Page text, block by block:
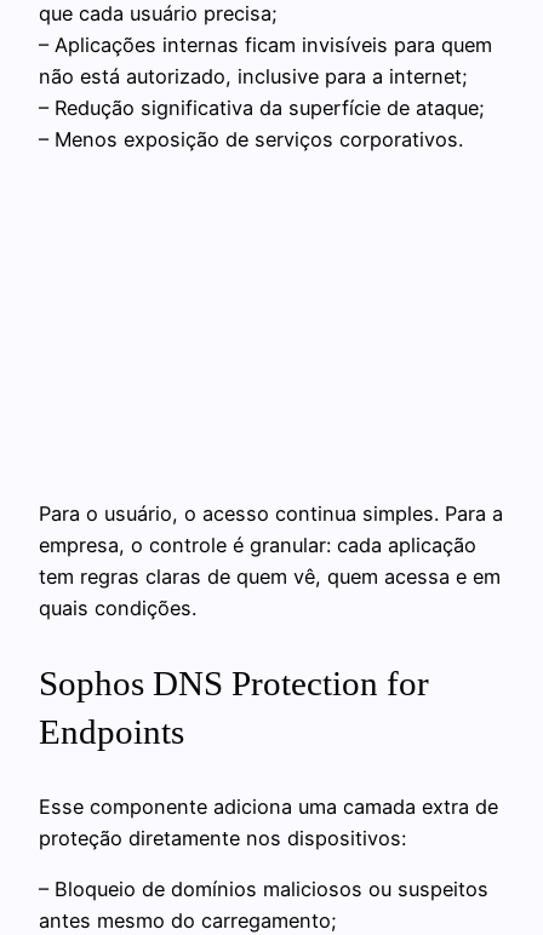
que cada usuário precisa;
– Aplicações internas ficam invisíveis para quem
não está autorizado, inclusive para a internet;
– Redução significativa da superfície de ataque;
– Menos exposição de serviços corporativos.
Para o usuário, o acesso continua simples. Para a
empresa, o controle é granular: cada aplicação
tem regras claras de quem vê, quem acessa e em
quais condições.
Sophos DNS Protection for
Endpoints
Esse componente adiciona uma camada extra de
proteção diretamente nos dispositivos:
– Bloqueio de domínios maliciosos ou suspeitos
antes mesmo do carregamento;